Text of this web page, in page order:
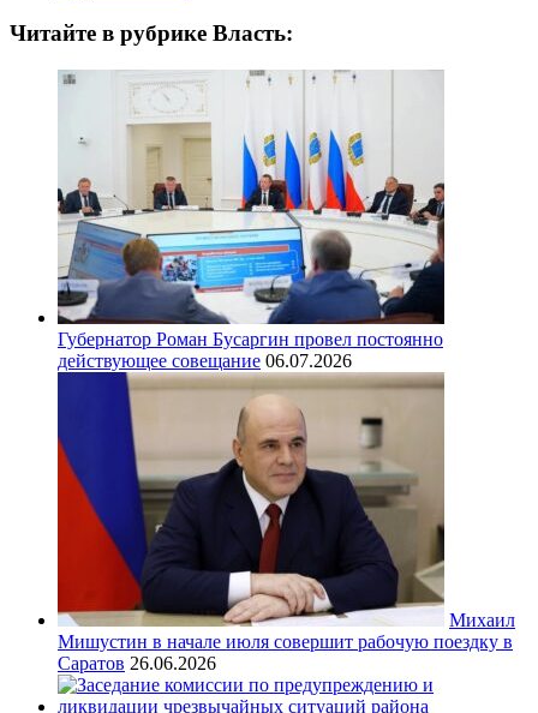
Читайте в рубрике Власть:
Губернатор Роман Бусаргин провел постоянно
действующее совещание 06.07.2026
Михаил
Мишустин в начале июля совершит рабочую поездку в
Саратов 26.06.2026